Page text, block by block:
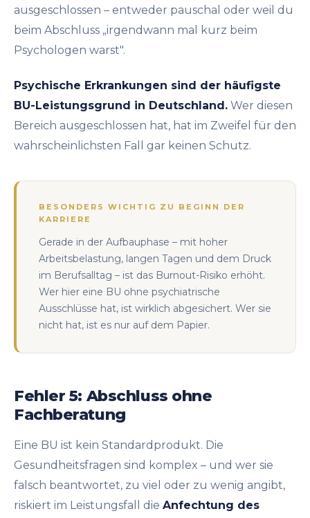
ausgeschlossen – entweder pauschal oder weil du
beim Abschluss „irgendwann mal kurz beim
Psychologen warst".
Psychische Erkrankungen sind der häufigste
BU-Leistungsgrund in Deutschland. Wer diesen
Bereich ausgeschlossen hat, hat im Zweifel für den
wahrscheinlichsten Fall gar keinen Schutz.
BESONDERS WICHTIG ZU BEGINN DER
KARRIERE
Gerade in der Aufbauphase – mit hoher
Arbeitsbelastung, langen Tagen und dem Druck
im Berufsalltag – ist das Burnout-Risiko erhöht.
Wer hier eine BU ohne psychiatrische
Ausschlüsse hat, ist wirklich abgesichert. Wer sie
nicht hat, ist es nur auf dem Papier.
Fehler 5: Abschluss ohne
Fachberatung
Eine BU ist kein Standardprodukt. Die
Gesundheitsfragen sind komplex – und wer sie
falsch beantwortet, zu viel oder zu wenig angibt,
riskiert im Leistungsfall die Anfechtung des